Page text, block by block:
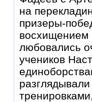
на
призеры-
восхищением
любовались
учеников